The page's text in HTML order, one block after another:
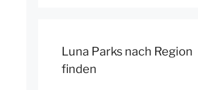
Luna Parks nach Region
finden